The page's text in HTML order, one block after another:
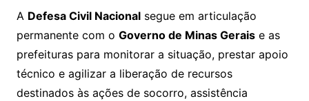
A Defesa Civil Nacionalsegue em articulação
permanente com o Governo de Minas Geraise as
prefeituras para monitorar a situação, prestar apoio
técnico e agilizar a liberação de recursos
destinados às ações de socorro, assistência